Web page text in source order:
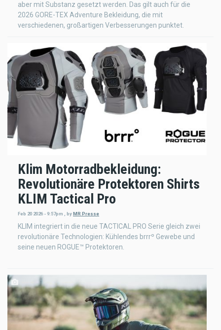
aber mit Substanz gesetzt werden. Das gilt auch für die
2026 GORE-TEX Adventure Bekleidung, die mit
verschiedenen, großartigen Verbesserungen punktet.
Klim Motorradbekleidung:
Revolutionäre Protektoren Shirts
KLIM Tactical Pro
Feb 20 2026 - 9:57pm byMR Presse
KLIM integriert in die neue TACTICAL PRO Serie gleich zwei
revolutionäre Technologien: Kühlendes brrrº Gewebe und
seine neuen ROGUE™ Protektoren.